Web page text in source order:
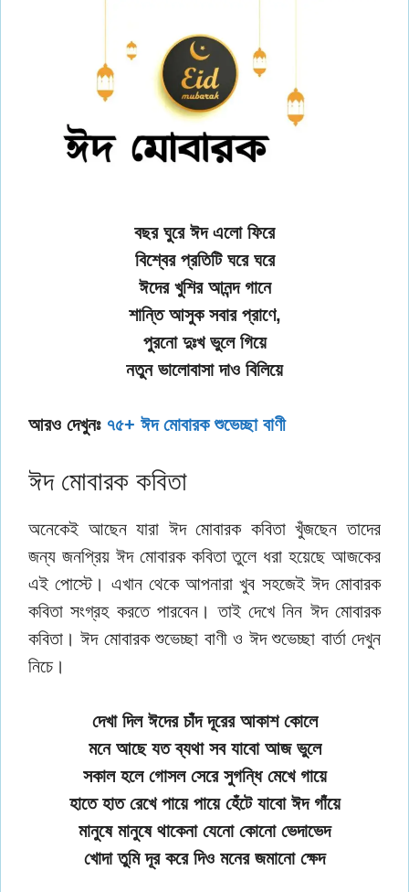
বছর ঘুরে ঈদ এলো ফিরে
বিশ্বের প্রতিটি ঘরে ঘরে
ঈদের খুশির আনন্দ গানে
শান্তি আসুক সবার প্রাণে,
পুরনো দুঃখ ভুলে গিয়ে
নতুন ভালোবাসা দাও বিলিয়ে
আরও দেখুনঃ ৭৫+ ঈদ মোবারক শুভেচ্ছা বাণী
ঈদ মোবারক কবিতা
অনেকেই আছেন যারা ঈদ মোবারক কবিতা খুঁজছেন তাদের
জন্য জনপ্রিয় ঈদ মোবারক কবিতা তুলে ধরা হয়েছে আজকের
এই পোস্টে। এখান থেকে আপনারা খুব সহজেই ঈদ মোবারক
কবিতা সংগ্রহ করতে পারবেন। তাই দেখে নিন ঈদ মোবারক
কবিতা। ঈদ মোবারক শুভেচ্ছা বাণী ও ঈদ শুভেচ্ছা বার্তা দেখুন
নিচে।
দেখা দিল ঈদের চাঁদ দূরের আকাশ কোলে
মনে আছে যত ব্যথা সব যাবো আজ ভুলে
সকাল হলে গোসল সেরে সুগন্ধি মেখে গায়ে
হাতে হাত রেখে পায়ে পায়ে হেঁটে যাবো ঈদ গাঁয়ে
মানুষে মানুষে থাকেনা যেনো কোনো ভেদাভেদ
খোদা তুমি দূর করে দিও মনের জমানো ক্ষেদ